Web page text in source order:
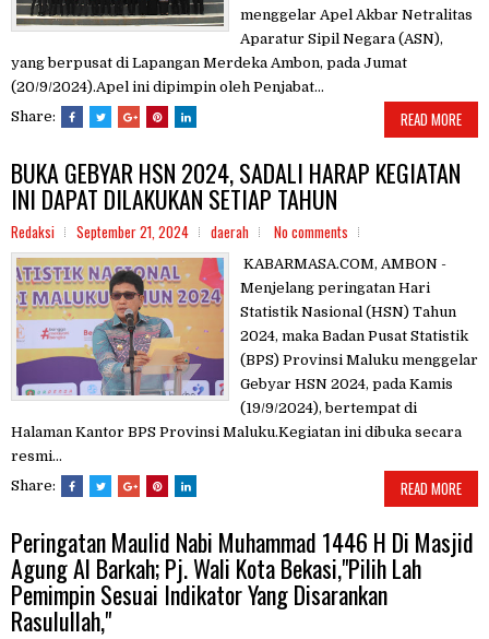
menggelar Apel Akbar Netralitas
Aparatur Sipil Negara (ASN),
yang berpusat di Lapangan Merdeka Ambon, pada Jumat
(20/9/2024).Apel ini dipimpin oleh Penjabat...
Share:
READ MORE
BUKA GEBYAR HSN 2024, SADALI HARAP KEGIATAN
INI DAPAT DILAKUKAN SETIAP TAHUN
Redaksi September 21, 2024 daerah No comments
KABARMASA.COM, AMBON -
Menjelang peringatan Hari
Statistik Nasional (HSN) Tahun
2024, maka Badan Pusat Statistik
(BPS) Provinsi Maluku menggelar
Gebyar HSN 2024, pada Kamis
(19/9/2024), bertempat di
Halaman Kantor BPS Provinsi Maluku.Kegiatan ini dibuka secara
resmi...
Share:
READ MORE
Peringatan Maulid Nabi Muhammad 1446 H Di Masjid
Agung Al Barkah; Pj. Wali Kota Bekasi,"Pilih Lah
Pemimpin Sesuai Indikator Yang Disarankan
Rasulullah,"